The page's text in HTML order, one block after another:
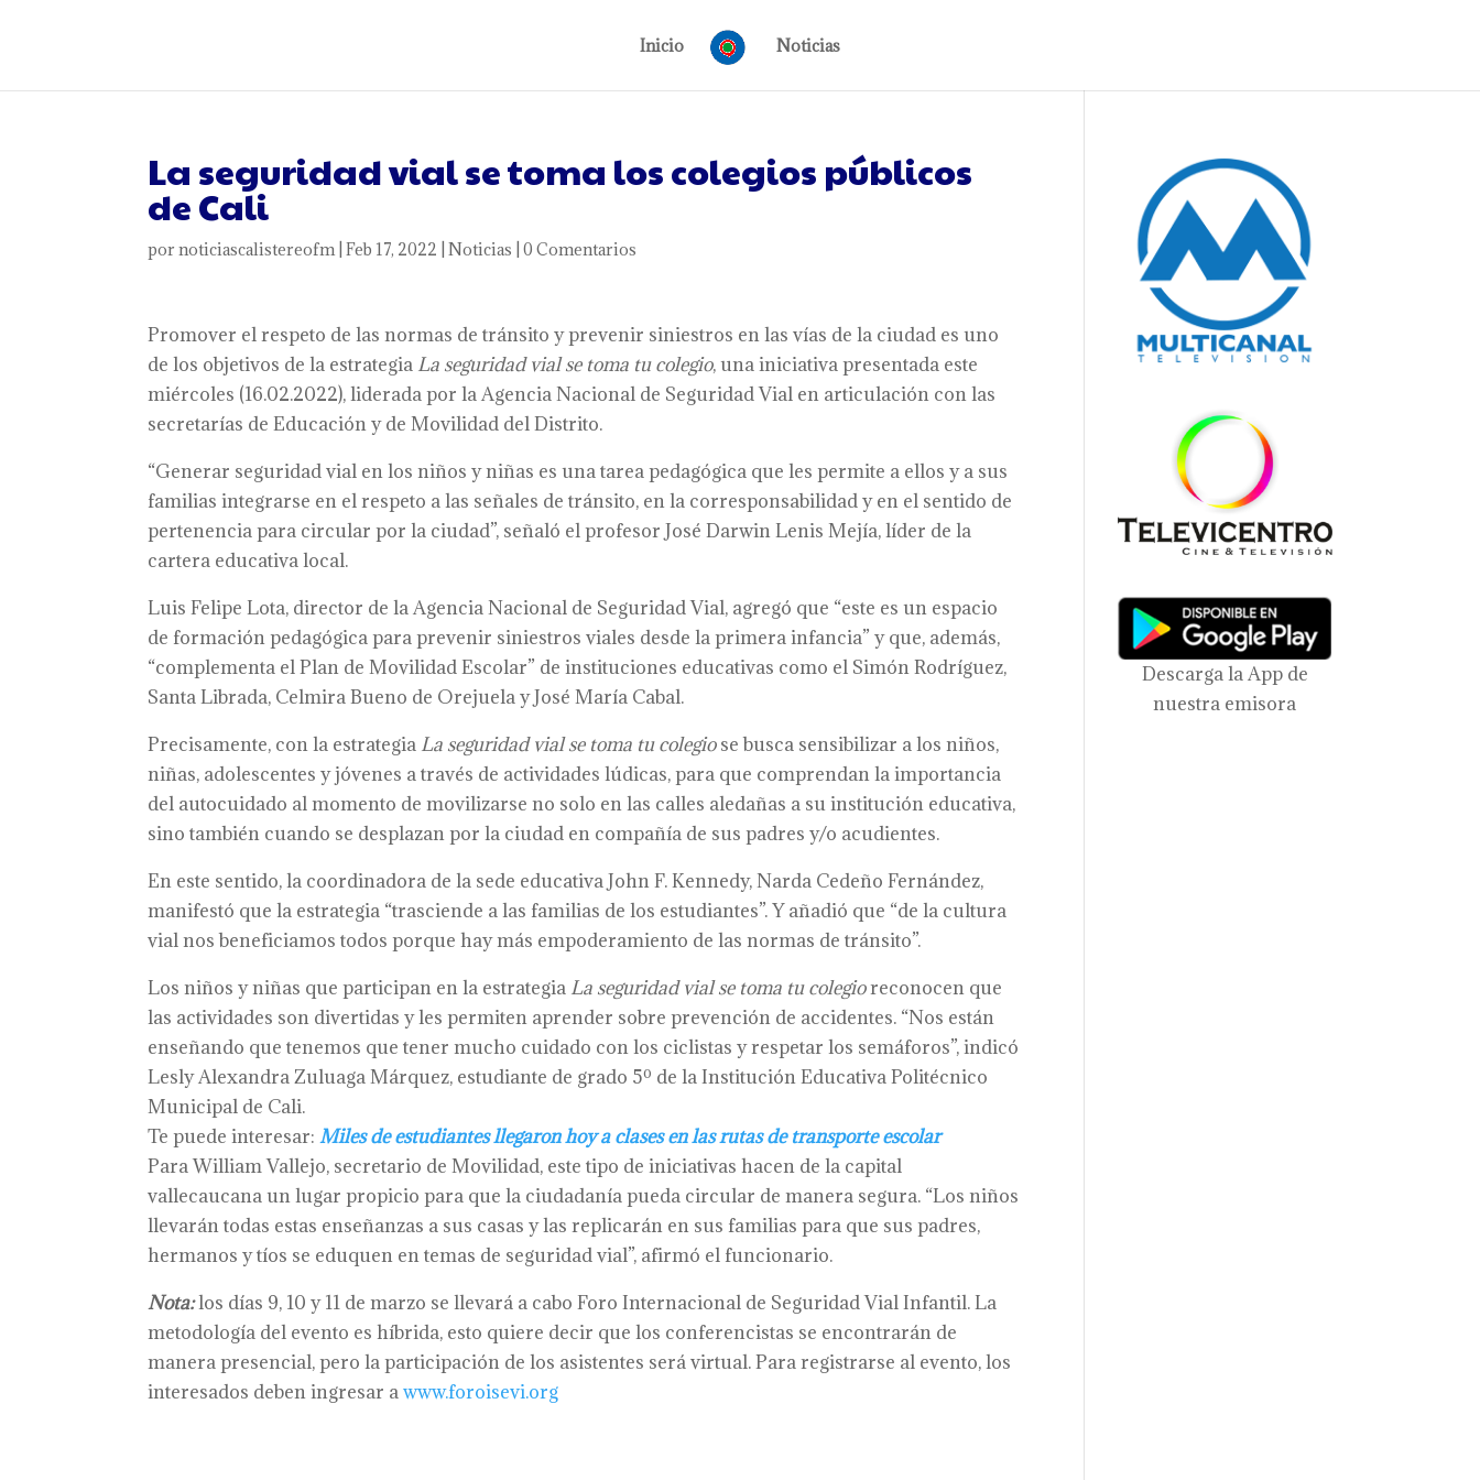
Inicio Noticias
La seguridad vial se toma los colegios públicos
de Cali
pornoticiascalistereofm|Feb 17, 2022 |Noticias |0 Comentarios
Promover el respeto de las normas de tránsito y prevenir siniestros en las vías de la ciudad es uno
de los objetivos de la estrategia La seguridad vial se toma tu colegio, una iniciativa presentada este
miércoles (16.02.2022), liderada por la Agencia Nacional de Seguridad Vial en articulación con las
secretarías de Educación y de Movilidad del Distrito.
“Generar seguridad vial en los niños y niñas es una tarea pedagógica que les permite a ellos y a sus
familias integrarse en el respeto a las señales de tránsito, en la corresponsabilidad y en el sentido de
pertenencia para circular por la ciudad”, señaló el profesor José Darwin Lenis Mejía, líder de la
cartera educativa local.
Luis Felipe Lota, director de la Agencia Nacional de Seguridad Vial, agregó que “este es un espacio
de formación pedagógica para prevenir siniestros viales desde la primera infancia” y que, además,
“complementa el Plan de Movilidad Escolar” de instituciones educativas como el Simón Rodríguez,
Santa Librada, Celmira Bueno de Orejuela y José María Cabal.
Precisamente, con la estrategia La seguridad vial se toma tu colegiose busca sensibilizar a los niños,
niñas, adolescentes y jóvenes a través de actividades lúdicas, para que comprendan la importancia
del autocuidado al momento de movilizarse no solo en las calles aledañas a su institución educativa,
sino también cuando se desplazan por la ciudad en compañía de sus padres y/o acudientes.
En este sentido, la coordinadora de la sede educativa John F. Kennedy, Narda Cedeño Fernández,
manifestó que la estrategia “trasciende a las familias de los estudiantes”. Y añadió que “de la cultura
vial nos beneficiamos todos porque hay más empoderamiento de las normas de tránsito”.
Los niños y niñas que participan en la estrategia La seguridad vial se toma tu colegioreconocen que
las actividades son divertidas y les permiten aprender sobre prevención de accidentes. “Nos están
enseñando que tenemos que tener mucho cuidado con los ciclistas y respetar los semáforos”, indicó
Lesly Alexandra Zuluaga Márquez, estudiante de grado 5º de la Institución Educativa Politécnico
Municipal de Cali.
Te puede interesar:Miles de estudiantes llegaron hoy a clases en las rutas de transporte escolar
Para William Vallejo, secretario de Movilidad, este tipo de iniciativas hacen de la capital
vallecaucana un lugar propicio para que la ciudadanía pueda circular de manera segura. “Los niños
llevarán todas estas enseñanzas a sus casas y las replicarán en sus familias para que sus padres,
hermanos y tíos se eduquen en temas de seguridad vial”, afirmó el funcionario.
Nota:los días 9, 10 y 11 de marzo se llevará a cabo Foro Internacional de Seguridad Vial Infantil. La
metodología del evento es híbrida, esto quiere decir que los conferencistas se encontrarán de
manera presencial, pero la participación de los asistentes será virtual. Para registrarse al evento, los
interesados deben ingresar awww.foroisevi.org
Descarga la App de
nuestra emisora